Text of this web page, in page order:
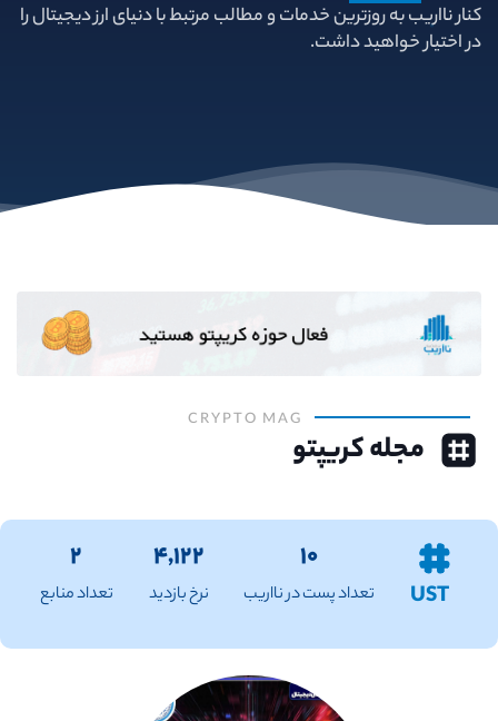
کنار نااریب به روزترین خدمات و مطالب مرتبط با دنیای ارز دیجیتال را
در اختیار خواهید داشت.
CRYPTO MAG
مجله کریپتو
UST
۱۰
تعداد پست در نااریب
۴,۱۲۲
نرخ بازدید
۲
تعداد منابع